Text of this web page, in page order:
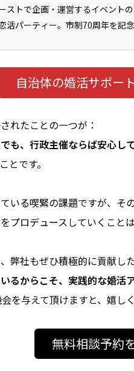
ストで企画・運営するイベント
活パーティー。市制70周年を記
自治体の婚活サポー
れたことの一つが：
も、行政主催ならば安心し
とです。
いる喫緊の課題ですが、そ
プロデュースしていくこ
弊社もぜひ積極的に貢献し
るからこそ、実践的な婚活
を与えて頂けますと、嬉しく
無料相談予約